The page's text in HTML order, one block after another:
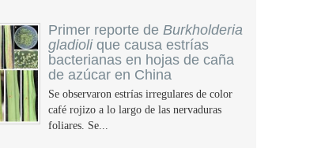
Primer reporte de Burkholderia
gladiolique causa estrías
bacterianas en hojas de caña
de azúcar en China
Se observaron estrías irregulares de color
café rojizo a lo largo de las nervaduras
foliares. Se...